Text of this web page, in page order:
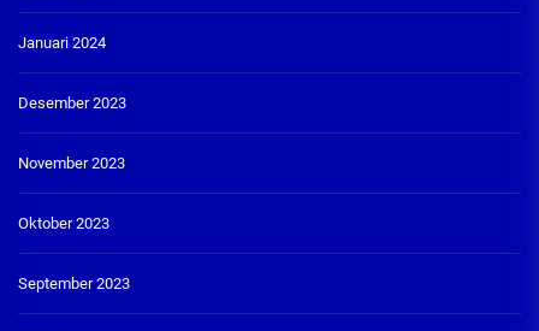
Januari 2024
Desember 2023
November 2023
Oktober 2023
September 2023